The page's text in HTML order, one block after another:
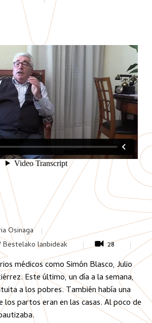
Osinaga
lanbideak
28
médicos como Simón Blasco, Julio
Este último, un día a la semana,
a los pobres. También había una
los partos eran en las casas. Al poco de